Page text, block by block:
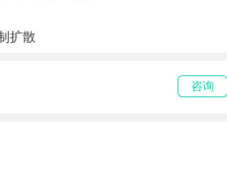
扩散
咨询